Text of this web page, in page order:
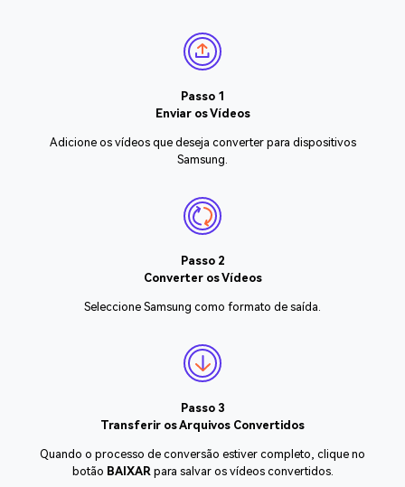
Passo 1
Enviar os Vídeos
Adicione os vídeos que deseja converter para dispositivos
Samsung.
Passo 2
Converter os Vídeos
Seleccione Samsung como formato de saída.
Passo 3
Transferir os Arquivos Convertidos
Quando o processo de conversão estiver completo, clique no
botão BAIXAR para salvar os vídeos convertidos.